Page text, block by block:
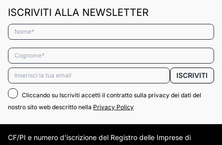
ISCRIVITI ALLA NEWSLETTER
Nome*
Cognome*
Email* ISCRIVITI
Cliccando su Iscriviti accetti il contratto sulla privacy dei dati del
nostro sito web descritto nella Privacy Policy
CF/PI e numero d'iscrizione del Registro delle Imprese di